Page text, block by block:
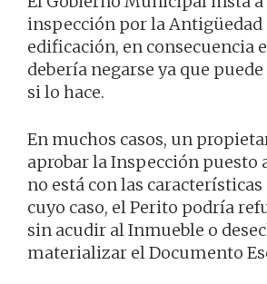
inspección por la Antigüedad
edificación, en consecuencia
debería negarse ya que
si lo hace.
En muchos casos, un
aprobar la Inspección puesto
no está con las características
cuyo caso, el Perito podría
sin acudir al Inmueble o
materializar el Documento